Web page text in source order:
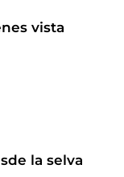
vista
la selva